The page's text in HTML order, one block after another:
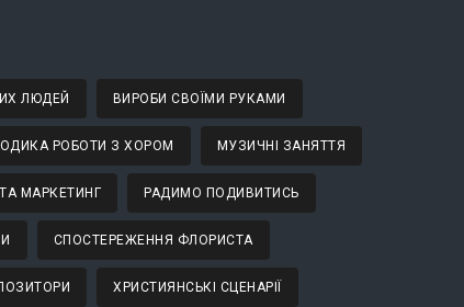
ЛЮДЕЙ ВИРОБИ СВОЇМИ РУКАМИ
РОБОТИ З ХОРОМ МУЗИЧНІ ЗАНЯТТЯ
МАРКЕТИНГ РАДИМО ПОДИВИТИСЬ
СПОСТЕРЕЖЕННЯ ФЛОРИСТА
ХРИСТИЯНСЬКІ СЦЕНАРІЇ